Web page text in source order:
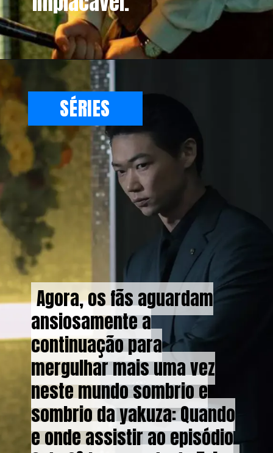
Agora, os fãs aguardam
ansiosamente a
continuação para
mergulhar mais uma vez
neste mundo sombrio e
sombrio da yakuza: Quando
e onde assistir ao episódio
Agora, os fãs aguardam
ansiosamente a
continuação para
mergulhar mais uma vez
neste mundo sombrio e
sombrio da yakuza: Quando
e onde assistir ao episódio
SÉRIES